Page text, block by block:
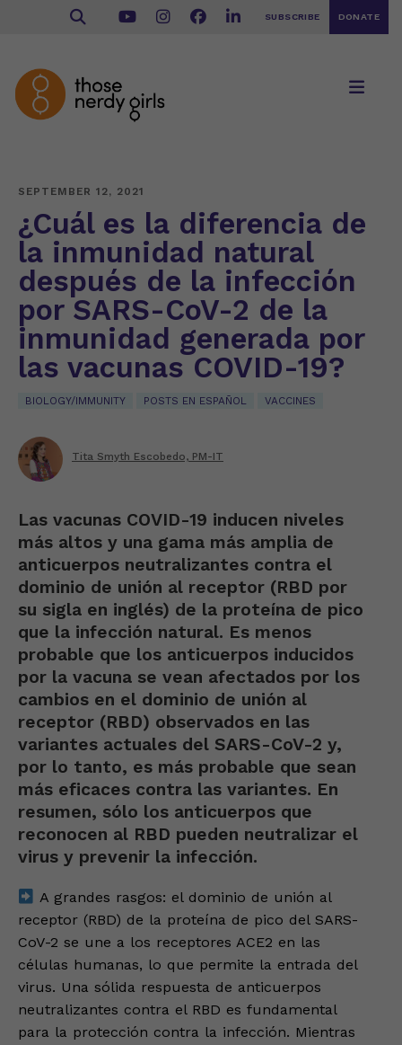
SUBSCRIBE DONATE
SEPTEMBER 12, 2021
¿Cuál es la diferencia de
la inmunidad natural
después de la infección
por SARS-CoV-2 de la
inmunidad generada por
las vacunas COVID-19?
BIOLOGY/IMMUNITY POSTS EN ESPAÑOL VACCINES
Tita Smyth Escobedo, PM-IT
Las vacunas COVID-19 inducen niveles
más altos y una gama más amplia de
anticuerpos neutralizantes contra el
dominio de unión al receptor (RBD por
su sigla en inglés) de la proteína de pico
que la infección natural. Es menos
probable que los anticuerpos inducidos
por la vacuna se vean afectados por los
cambios en el dominio de unión al
receptor (RBD) observados en las
variantes actuales del SARS-CoV-2 y,
por lo tanto, es más probable que sean
más eficaces contra las variantes. En
resumen, sólo los anticuerpos que
reconocen al RBD pueden neutralizar el
virus y prevenir la infección.
A grandes rasgos: el dominio de unión al
receptor (RBD) de la proteína de pico del SARS-
CoV-2 se une a los receptores ACE2 en las
células humanas, lo que permite la entrada del
virus. Una sólida respuesta de anticuerpos
neutralizantes contra el RBD es fundamental
para la protección contra la infección. Mientras